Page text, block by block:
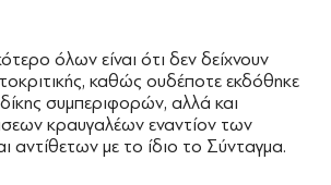
όλων είναι ότι δεν δείχνουν
καθώς ουδέποτε εκδόθηκε
συμπεριφορών, αλλά και
κραυγαλέων εναντίον των
αντίθετων με το ίδιο το Σύνταγμα.